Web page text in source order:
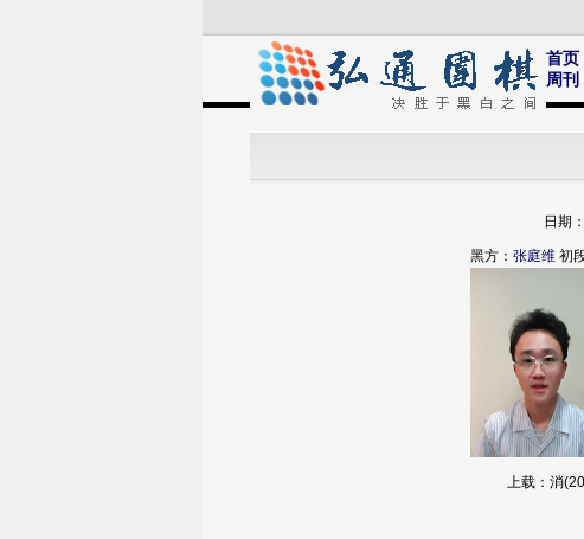
首页
周刊
日期
黑方： 张庭维 初
上载：消